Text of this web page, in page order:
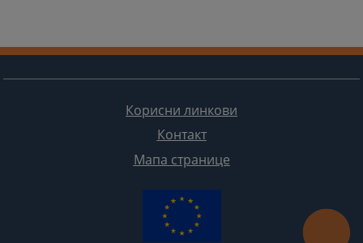
Корисни линкови
Контакт
Мапа странице